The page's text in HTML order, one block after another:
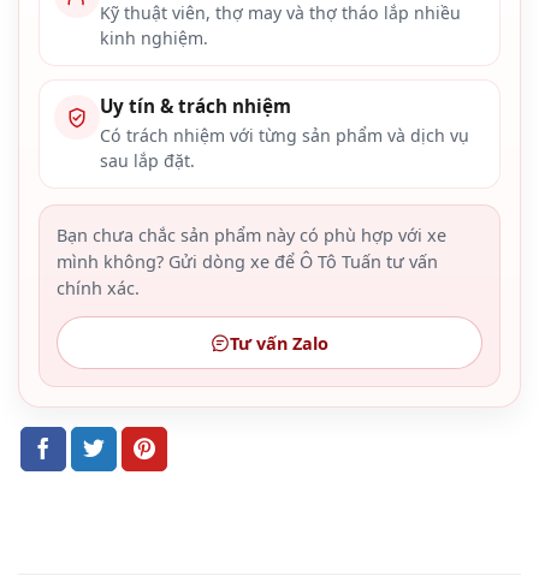
Kỹ thuật viên, thợ may và thợ tháo lắp nhiều
kinh nghiệm.
Uy tín & trách nhiệm
Có trách nhiệm với từng sản phẩm và dịch vụ
sau lắp đặt.
Bạn chưa chắc sản phẩm này có phù hợp với xe
mình không? Gửi dòng xe để Ô Tô Tuấn tư vấn
chính xác.
Tư vấn Zalo